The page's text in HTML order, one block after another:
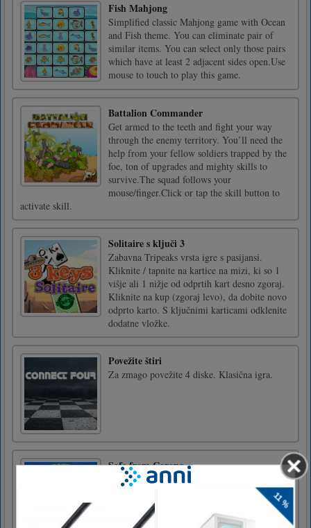
Fish Mahjong
Simplified classic Mahjong game with Ocean
and Fish theme. You can eliminate pair of
similar items. You can select only those pairs
which have at least 2 adjacent sides open.Use
mouse to touch to play this game.
Battalion Commander
Get armed to the teeth and fight your way
through the enemy territory. You’ll need the
help from your fellow soldiers trapped by the
foe, ton of upgrades and mighty skills to
survive.The squad follows your
mouse/finger.Click or tap the skill button to
activate skill.
Solitaire s ključi 3
Zabavna Tripeaks vrsta igre s pasijansi.
Kliknite / tapnite na kartice na mizi, ki so 1
višje ali 1 nižje od odprtih kart desno zgoraj.
Kliknite na kup (zgoraj levo), da dobite novo
odprto karto. S ključnimi karticami odklenite
dodatne vložke.
Povežite štiri
Za zmago povežite 4 diske. Klasična igra.
Safe from Corona
Spray the sanitizer to the virus to save the
girl.Touch/click and drag to move the bottle.